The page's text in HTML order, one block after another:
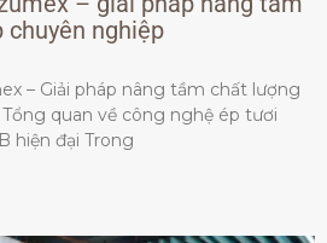
chuyên nghiệp
– Giải pháp nâng tầm chất lượng
quan về công nghệ ép tươi
hiện đại Trong